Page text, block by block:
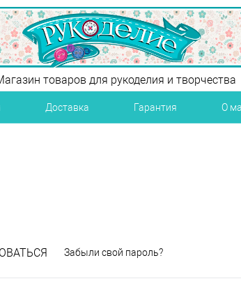
товаров для рукоделия и творчества
Доставка Гарантия О
Забыли свой пароль?